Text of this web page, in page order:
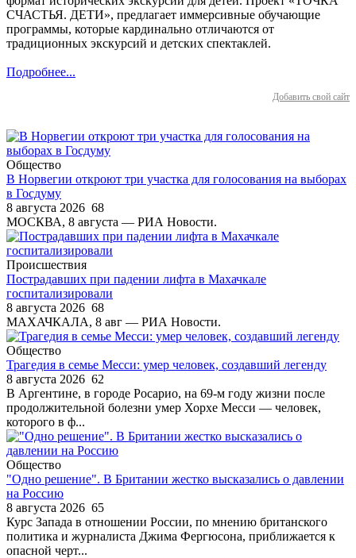
СЧАСТЬЯ. ДЕТИ», предлагает иммерсивные обучающие
программы, которые кардинально отличаются от
традиционных экскурсий и детских спектаклей.
Подробнее...
Добавить свой сайт
Общество
В Норвегии откроют три участка для голосования на выборах
в Госдуму
8 августа 2026 68
МОСКВА, 8 августа — РИА Новости.
Происшествия
Пострадавших при падении лифта в Махачкале
госпитализировали
8 августа 2026 68
МАХАЧКАЛА, 8 авг — РИА Новости.
Общество
Трагедия в семье Месси: умер человек, создавший легенду
8 августа 2026 62
В Аргентине, в городе Росарио, на 69-м году жизни после
продолжительной болезни умер Хорхе Месси — человек,
которого в ф...
Общество
"Одно решение". В Британии жестко высказались о давлении
на Россию
8 августа 2026 65
Курс Запада в отношении России, по мнению британского
политика и журналиста Джима Фергюсона, приближается к
опасной черт...